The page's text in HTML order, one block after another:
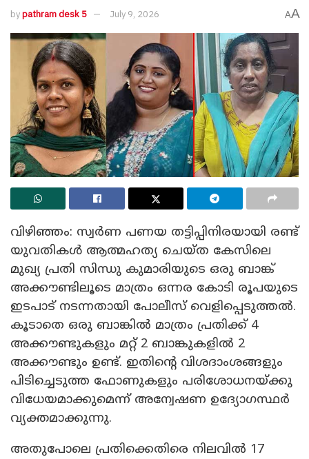
bypathram desk 5 July 9, 2026 AA
വിഴിഞ്ഞം: സ്വർണ പണയ തട്ടിപ്പിനിരയായി രണ്ട്
യുവതികൾ ആത്മഹത്യ ചെയ്ത കേസിലെ
മുഖ്യ പ്രതി സിന്ധു കുമാരിയുടെ ഒരു ബാങ്ക്
അക്കൗണ്ടിലൂടെ മാത്രം ഒന്നര കോടി രൂപയുടെ
ഇടപാട് നടന്നതായി പോലീസ് വെളിപ്പെടുത്തൽ.
കൂടാതെ ഒരു ബാങ്കിൽ മാത്രം പ്രതിക്ക് 4
അക്കൗണ്ടുകളും മറ്റ് 2 ബാങ്കുകളിൽ 2
അക്കൗണ്ടും ഉണ്ട്. ഇതിന്റെ വിശദാംശങ്ങളും
പിടിച്ചെടുത്ത ഫോണുകളും പരിശോധനയ്ക്കു
വിധേയമാക്കുമെന്ന് അന്വേഷണ ഉദ്യോ​ഗസ്ഥർ
വ്യക്തമാക്കുന്നു.
അതുപോലെ പ്രതിക്കെതിരെ നിലവിൽ 17